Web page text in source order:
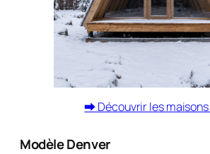
⮕ Découvrir les maisons
Modèle Denver